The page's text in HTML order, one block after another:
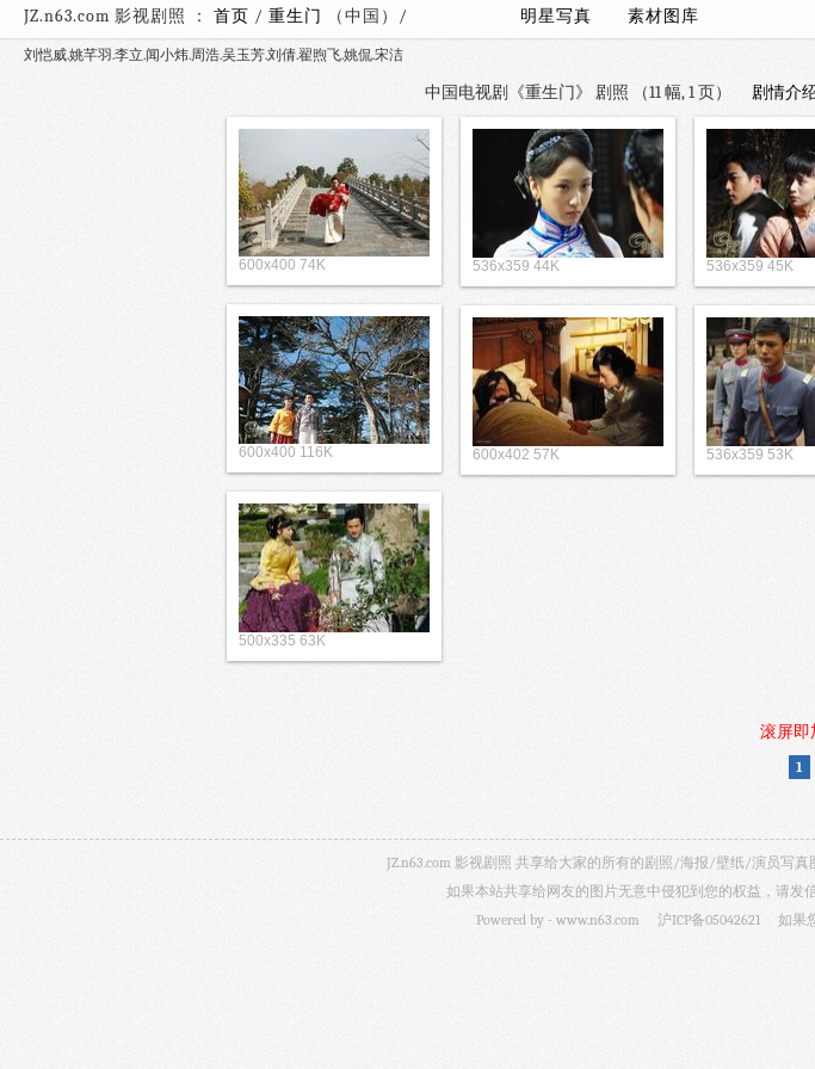
JZ.n63.com 影视剧照 ： 首页 / 重生门 （中国）/ 明星写真 素材图库
刘恺威.姚芊羽.李立.闻小炜.周浩.吴玉芳.刘倩.翟煦飞.姚侃.宋洁
中国电视剧《重生门》 剧照 （11 幅, 1 页） 剧情介
600x400 74K 536x359 44K 536x359 45K
600x400 116K 600x402 57K 536x359 53K
500x335 63K
滚屏即
1
JZ.n63.com 影视剧照 共享给大家的所有的剧照/海报/壁纸/演员写
如果本站共享给网友的图片无意中侵犯到您的权益，请发
Powered by - www.n63.com 沪ICP备05042621 如果